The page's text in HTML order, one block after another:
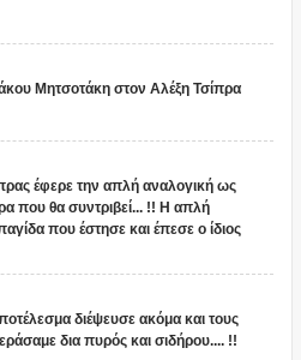
Μητσοτάκη στον Αλέξη Τσίπρα
έφερε την απλή αναλογική ως
που θα συντριβεί... !! Η απλή
που έστησε και έπεσε ο ίδιος
διέψευσε ακόμα και τους
δια πυρός και σιδήρου.... !!